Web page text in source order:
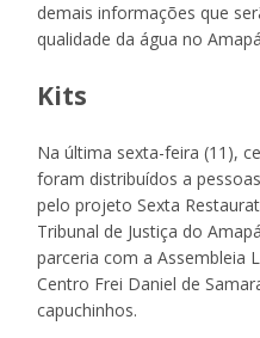
demais informações que
qualidade da água no
Kits
Na última sexta-feira (11),
foram distribuídos a
pelo projeto Sexta
Tribunal de Justiça do
parceria com a Assembleia
Centro Frei Daniel de
capuchinhos.